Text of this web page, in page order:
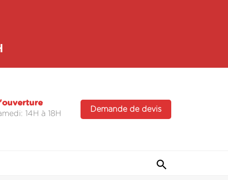
Demande de devis
14H à 18H